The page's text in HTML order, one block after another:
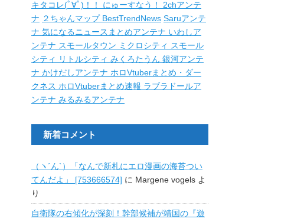
キタコレ(ﾟ∀ﾟ)！！ にゅーすなう！ 2chアンテ
ナ ２ちゃんマップ BestTrendNews Saruアンテ
ナ 気になるニュースまとめアンテナ いわしア
ンテナ スモールタウン ミクロシティ スモール
シティ
リトルシティ みくろたうん 銀河アンテ
ナ かけだしアンテナ ホロVtuberまとめ・ダー
クネス ホロVtuberまとめ速報 ラブラドールア
ンテナ みるみるアンテナ
新着コメント
（ヽ´ん`）「なんで新札にエロ漫画の海苔つい
てんだよ」 [753666574] に Margene vogels よ
り
自衛隊の右傾化が深刻！幹部候補が靖国の『遊